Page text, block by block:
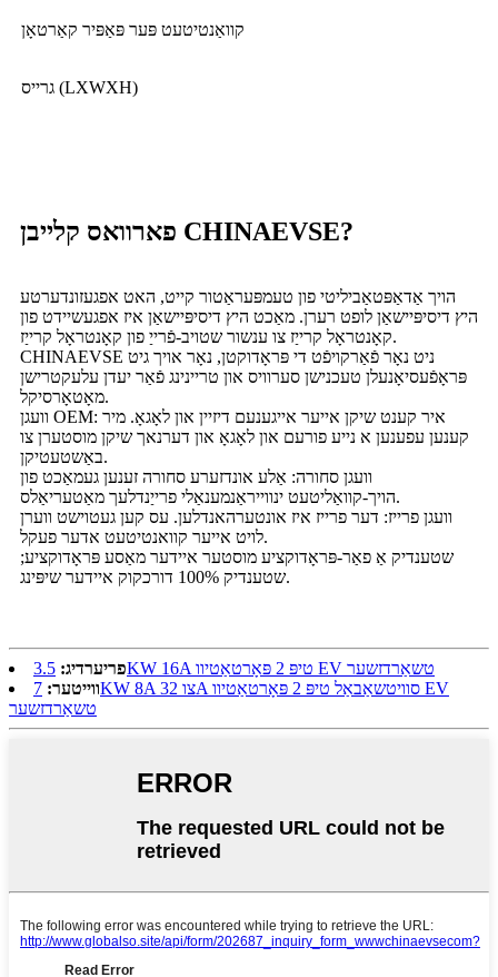
קוואַנטיטעט פּער פּאַפּיר קאַרטאָן
גרייס (LXWXH)
פארוואס קלייבן CHINAEVSE?
הויך אַדאַפּטאַביליטי פון טעמפּעראַטור קייט, האט אפגעזונדערטע
היץ דיסיפּיישאַן לופט רערן. מאַכט היץ דיסיפּיישאַן איז אפגעשיידט פון
קאָנטראָל קרייַז צו ענשור שטויב-פֿרייַ פון קאָנטראָל קרייַז.
CHINAEVSE ניט נאָר פֿאַרקויפֿט די פּראָדוקטן, נאָר אויך גיט
פּראָפֿעסיאָנעלן טעכנישן סערוויס און טריינינג פֿאַר יעדן עלעקטרישן
מאָטאָרסיקל.
וועגן OEM: איר קענט שיקן אייער אייגענעם דיזיין און לאָגאָ. מיר
קענען עפענען א נייע פורעם און לאָגאָ און דערנאך שיקן מוסטערן צו
באַשטעטיקן.
וועגן סחורה: אַלע אונדזערע סחורה זענען געמאַכט פון
הויך-קוואַליטעט ינווייראַנמענאַלי פרייַנדלעך מאַטעריאַלס.
וועגן פרייז: דער פרייז איז אונטערהאנדלען. עס קען געטוישט ווערן
לויט אייער קוואנטיטעט אדער פעקל.
שטענדיק אַ פאַר-פּראָדוקציע מוסטער איידער מאַסע פּראָדוקציע;
שטענדיק 100% דורכקוק איידער שיפּינג.
פריערדיג:
3.5KW 16A טיפּ 2 פּאָרטאַטיוו EV טשאַרדזשער
ווייטער: 7KW 8A צו 32A סוויטשאַבאַל טיפּ 2 פּאָרטאַטיוו EV
טשאַרדזשער